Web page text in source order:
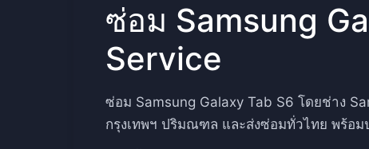
ซ่อม Samsung
Service
ซ่อม Samsung Galaxy Tab S6 โดยช่าง
กรุงเทพฯ ปริมณฑล และส่งซ่อมทั่วไทย พร้อม